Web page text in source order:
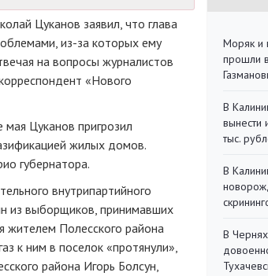
Цуканов заявил, что глава
из-за которых ему
на вопросы журналистов
«Нового
Цуканов пригрозил
жилых домов.
губернатора.
внутрипартийного
из выборщиков, принимавших
жителем Полесского района
к ним в поселок «протянули»,
района Игорь Болсун,
Моряк и
прошли
В
вынести
тыс.
В
В